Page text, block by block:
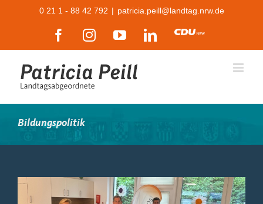
0 21 1 - 88 42 792 | patricia.peill@landtag.nrw.de
FacebookInstagramYouTubeLinkedIn
CDU
Bildungspolitik